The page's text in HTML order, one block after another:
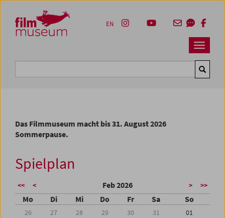
Zum Inhalt
Zum Hauptmenü
Zur Servicenavigation
Zum Suche
Navbar
EN
Das Filmmuseum macht bis 31. August 2026
Sommerpause.
Spielplan
<< < Feb 2026 > >>
Mo Di Mi Do Fr Sa So
26 27 28 29 30 31
01